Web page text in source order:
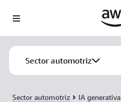
Sector automotriz
Sector automotriz IA generativa